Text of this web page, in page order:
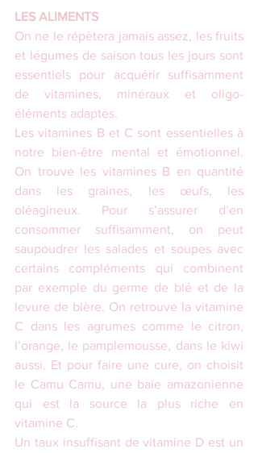
LES ALIMENTS
On ne le répètera jamais assez, les fruits
et légumes de saison tous les jours sont
essentiels pour acquérir suffisamment
de vitamines, minéraux et oligo-
éléments adaptés.
Les vitamines B et C sont essentielles à
notre bien-être mental et émotionnel.
On trouve les vitamines B en quantité
dans les graines, les œufs, les
oléagineux. Pour s’assurer d’en
consommer suffisamment, on peut
saupoudrer les salades et soupes avec
certains compléments qui combinent
par exemple du germe de blé et de la
levure de bière. On retrouve la vitamine
C dans les agrumes comme le citron,
l’orange, le pamplemousse, dans le kiwi
aussi. Et pour faire une cure, on choisit
le Camu Camu, une baie amazonienne
qui est la source la plus riche en
vitamine C.
Un taux insuffisant de vitamine D est un